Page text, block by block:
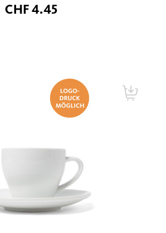
CHF 4.45